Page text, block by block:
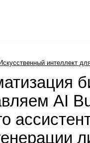
AI